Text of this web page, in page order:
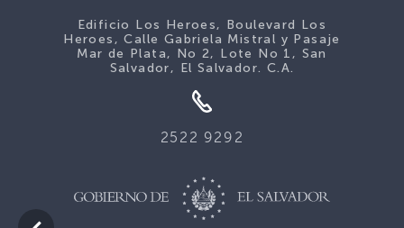
Edificio Los Heroes, Boulevard Los
Heroes, Calle Gabriela Mistral y Pasaje
Mar de Plata, No 2, Lote No 1, San
Salvador, El Salvador. C.A.
2522 9292